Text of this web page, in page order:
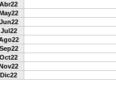
Abr22
Jun22
Jul22
Sep22
Oct22
Dic22